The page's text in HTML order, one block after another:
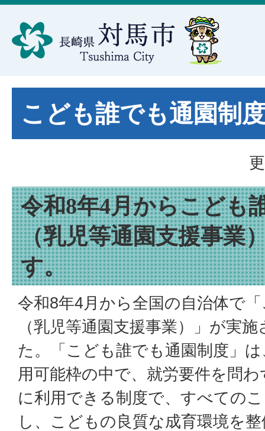
こども誰でも通園制
令和8年4月からこども
（乳児等通園支援事業
す。
令和8年4月から全国の自治体で
（乳児等通園支援事業）」が実
た。「こども誰でも通園制度」
用可能枠の中で、就労要件を問
に利用できる制度で、すべての
し、こどもの良質な成育環境を